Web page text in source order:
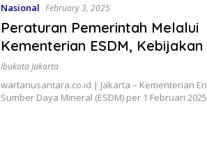
Nasional February 3, 2025
Peraturan Pemerintah Melalui
Kementerian ESDM,
Mempersulit Masyarakat
Ibukota Jakarta
wartanusantara.co.id | Jakarta – Kementerian
Sumber Daya Mineral (ESDM) per 1 Februari